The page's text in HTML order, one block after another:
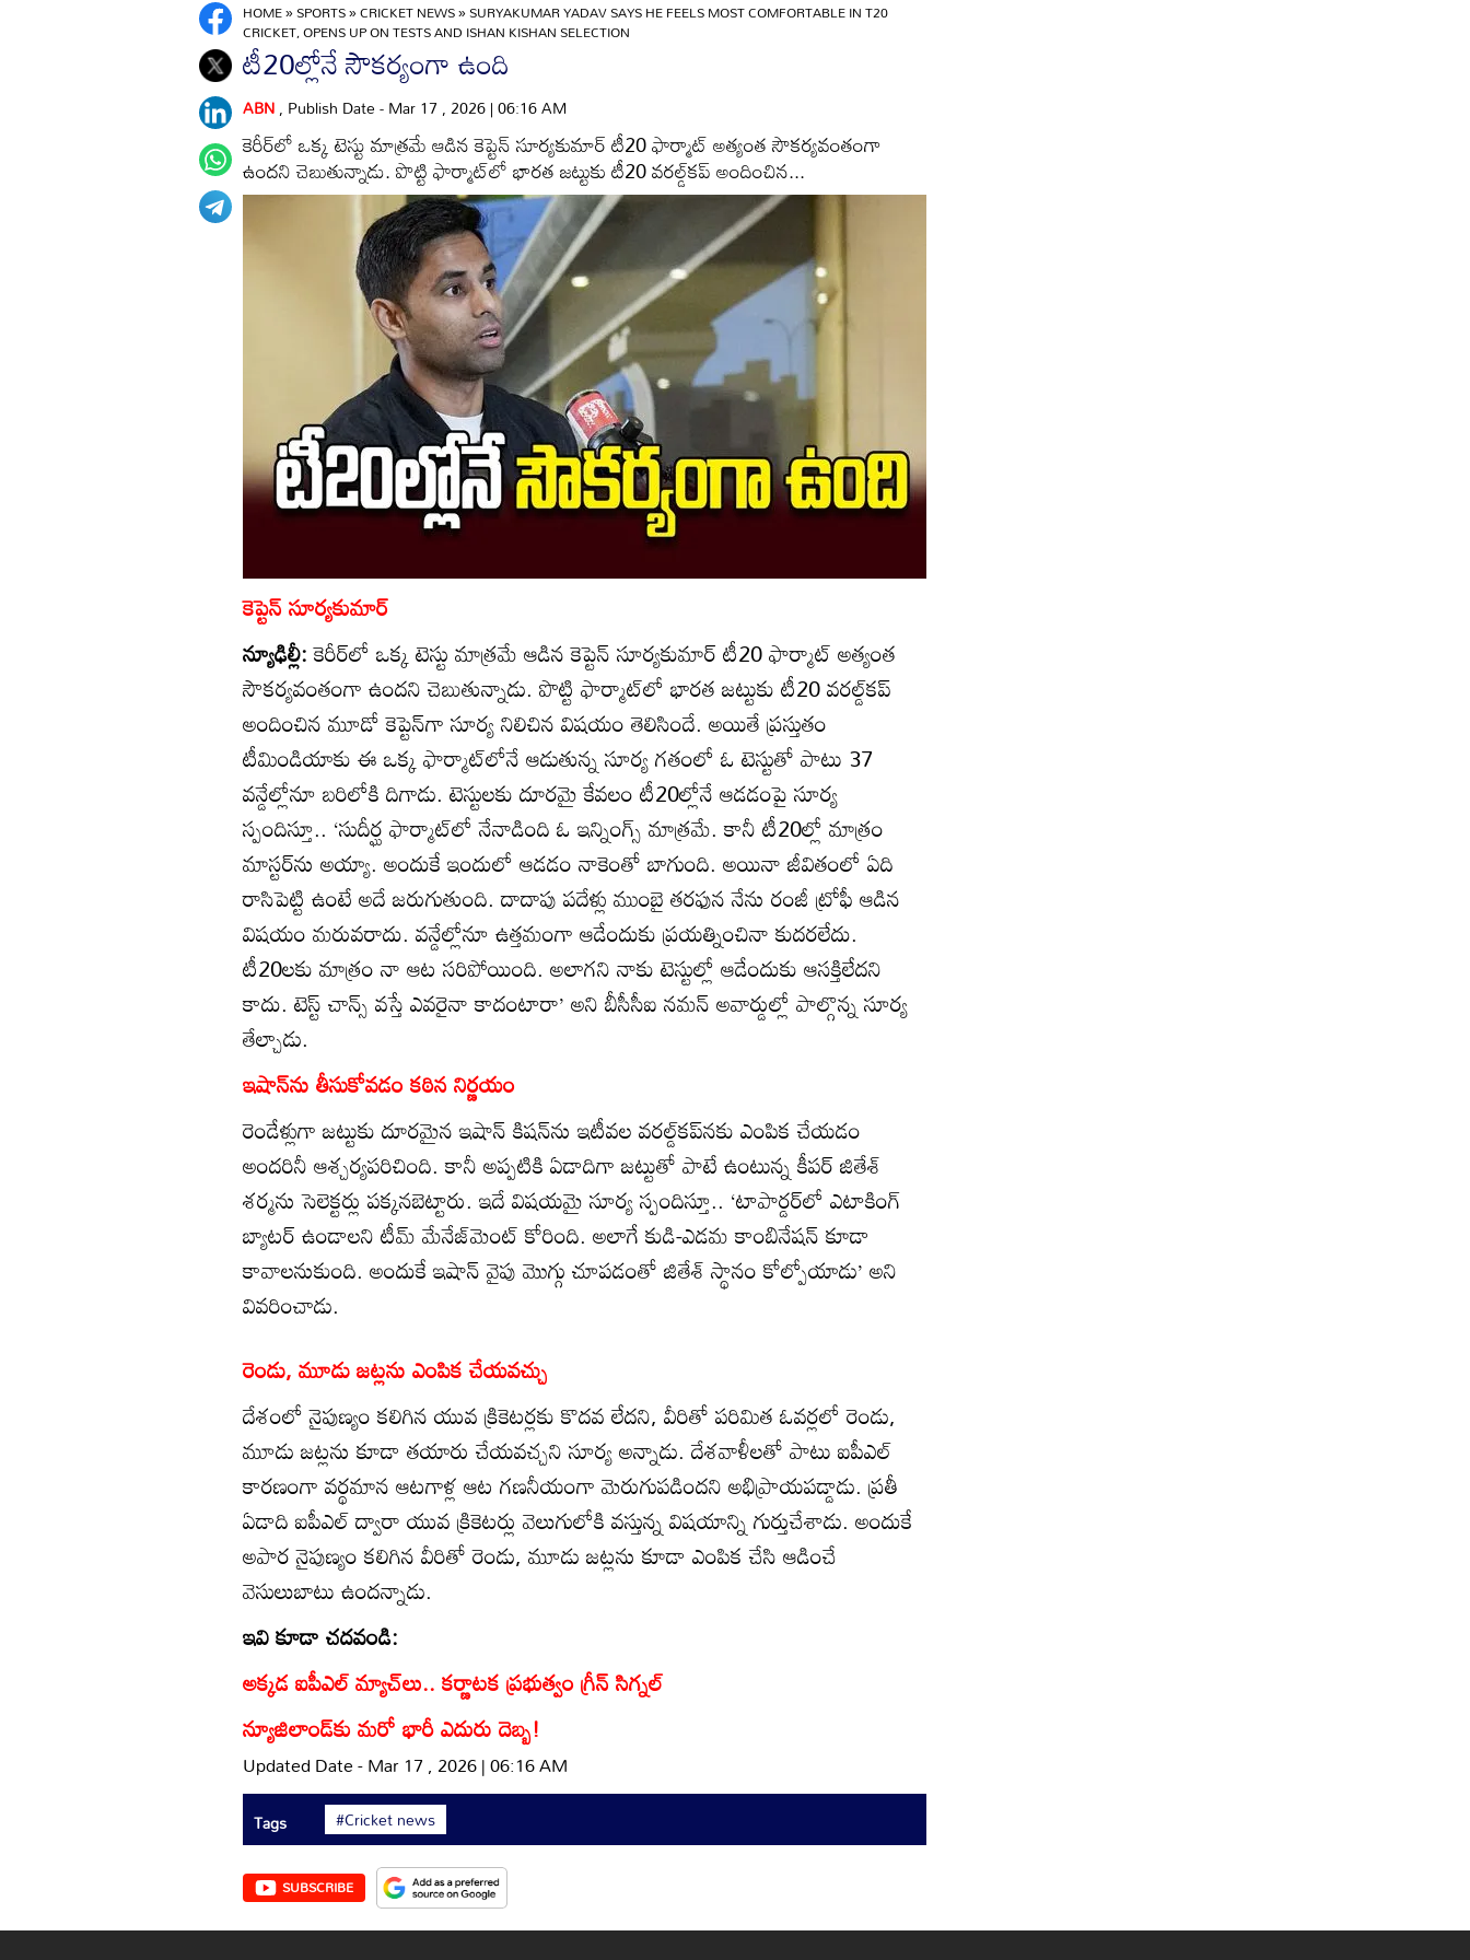
HOME»SPORTS»CRICKET NEWS»SURYAKUMAR YADAV SAYS HE FEELS MOST COMFORTABLE IN T20
CRICKET, OPENS UP ON TESTS AND ISHAN KISHAN SELECTION
టీ20ల్లోనే సౌకర్యంగా ఉంది
ABN, Publish Date - Mar 17 , 2026 | 06:16 AM
కెరీర్‌లో ఒక్క టెస్టు మాత్రమే ఆడిన కెప్టెన్‌ సూర్యకుమార్‌ టీ20 ఫార్మాట్‌ అత్యంత సౌకర్యవంతంగా
ఉందని చెబుతున్నాడు. పొట్టి ఫార్మాట్‌లో భారత జట్టుకు టీ20 వరల్డ్‌కప్‌ అందించిన...
కెప్టెన్‌ సూర్యకుమార్‌
న్యూఢిల్లీ:కెరీర్‌లో ఒక్క టెస్టు మాత్రమే ఆడిన కెప్టెన్‌ సూర్యకుమార్‌ టీ20 ఫార్మాట్‌ అత్యంత
సౌకర్యవంతంగా ఉందని చెబుతున్నాడు. పొట్టి ఫార్మాట్‌లో భారత జట్టుకు టీ20 వరల్డ్‌కప్‌
అందించిన మూడో కెప్టెన్‌గా సూర్య నిలిచిన విషయం తెలిసిందే. అయితే ప్రస్తుతం
టీమిండియాకు ఈ ఒక్క ఫార్మాట్‌లోనే ఆడుతున్న సూర్య గతంలో ఓ టెస్టుతో పాటు 37
వన్డేల్లోనూ బరిలోకి దిగాడు. టెస్టులకు దూరమై కేవలం టీ20ల్లోనే ఆడడంపై సూర్య
స్పందిస్తూ.. ‘సుదీర్ఘ ఫార్మాట్‌లో నేనాడింది ఓ ఇన్నింగ్స్‌ మాత్రమే. కానీ టీ20ల్లో మాత్రం
మాస్టర్‌ను అయ్యా. అందుకే ఇందులో ఆడడం నాకెంతో బాగుంది. అయినా జీవితంలో ఏది
రాసిపెట్టి ఉంటే అదే జరుగుతుంది. దాదాపు పదేళ్లు ముంబై తరఫున నేను రంజీ ట్రోఫీ ఆడిన
విషయం మరువరాదు. వన్డేల్లోనూ ఉత్తమంగా ఆడేందుకు ప్రయత్నించినా కుదరలేదు.
టీ20లకు మాత్రం నా ఆట సరిపోయింది. అలాగని నాకు టెస్టుల్లో ఆడేందుకు ఆసక్తిలేదని
కాదు. టెస్ట్‌ చాన్స్‌ వస్తే ఎవరైనా కాదంటారా’ అని బీసీసీఐ నమన్‌ అవార్డుల్లో పాల్గొన్న సూర్య
తేల్చాడు.
ఇషాన్‌ను తీసుకోవడం కఠిన నిర్ణయం
రెండేళ్లుగా జట్టుకు దూరమైన ఇషాన్‌ కిషన్‌ను ఇటీవల వరల్డ్‌కప్‌నకు ఎంపిక చేయడం
అందరినీ ఆశ్చర్యపరిచింది. కానీ అప్పటికి ఏడాదిగా జట్టుతో పాటే ఉంటున్న కీపర్‌ జితేశ్‌
శర్మను సెలెక్టర్లు పక్కనబెట్టారు. ఇదే విషయమై సూర్య స్పందిస్తూ.. ‘టాపార్డర్‌లో ఎటాకింగ్‌
బ్యాటర్‌ ఉండాలని టీమ్‌ మేనేజ్‌మెంట్‌ కోరింది. అలాగే కుడి-ఎడమ కాంబినేషన్‌ కూడా
కావాలనుకుంది. అందుకే ఇషాన్‌ వైపు మొగ్గు చూపడంతో జితేశ్‌ స్థానం కోల్పోయాడు’ అని
వివరించాడు.
రెండు, మూడు జట్లను ఎంపిక చేయవచ్చు
దేశంలో నైపుణ్యం కలిగిన యువ క్రికెటర్లకు కొదవ లేదని, వీరితో పరిమిత ఓవర్లలో రెండు,
మూడు జట్లను కూడా తయారు చేయవచ్చని సూర్య అన్నాడు. దేశవాళీలతో పాటు ఐపీఎల్‌
కారణంగా వర్థమాన ఆటగాళ్ల ఆట గణనీయంగా మెరుగుపడిందని అభిప్రాయపడ్డాడు. ప్రతీ
ఏడాది ఐపీఎల్‌ ద్వారా యువ క్రికెటర్లు వెలుగులోకి వస్తున్న విషయాన్ని గుర్తుచేశాడు. అందుకే
అపార నైపుణ్యం కలిగిన వీరితో రెండు, మూడు జట్లను కూడా ఎంపిక చేసి ఆడించే
వెసులుబాటు ఉందన్నాడు.
ఇవి కూడా చదవండి:
అక్కడ ఐపీఎల్ మ్యాచ్‌లు.. కర్ణాటక ప్రభుత్వం గ్రీన్ సిగ్నల్
న్యూజిలాండ్‌కు మరో భారీ ఎదురు దెబ్బ!
Updated Date - Mar 17 , 2026 | 06:16 AM
Tags #Cricket news
SUBSCRIBE